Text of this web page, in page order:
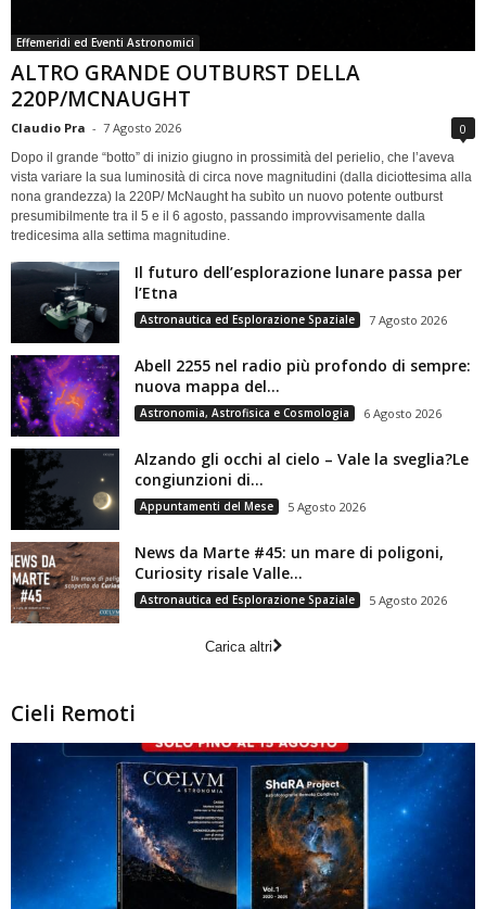
Effemeridi ed Eventi Astronomici
ALTRO GRANDE OUTBURST DELLA
220P/MCNAUGHT
Claudio Pra - 7 Agosto 2026 0
Dopo il grande “botto” di inizio giugno in prossimità del perielio, che l’aveva
vista variare la sua luminosità di circa nove magnitudini (dalla diciottesima alla
nona grandezza) la 220P/ McNaught ha subìto un nuovo potente outburst
presumibilmente tra il 5 e il 6 agosto, passando improvvisamente dalla
tredicesima alla settima magnitudine.
Il futuro dell’esplorazione lunare passa per
l’Etna
Astronautica ed Esplorazione Spaziale 7 Agosto 2026
Abell 2255 nel radio più profondo di sempre:
nuova mappa del...
Astronomia, Astrofisica e Cosmologia 6 Agosto 2026
Alzando gli occhi al cielo – Vale la sveglia?Le
congiunzioni di...
Appuntamenti del Mese 5 Agosto 2026
News da Marte #45: un mare di poligoni,
Curiosity risale Valle...
Astronautica ed Esplorazione Spaziale 5 Agosto 2026
Carica altri
Cieli Remoti